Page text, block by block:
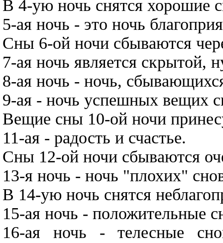
В 4-ую ночь снятся хорошие
5-ая ночь - это ночь
Сны 6-ой ночи сбываются
7-ая ночь является скрытой,
8-ая ночь - ночь,
9-ая - ночь успешных вещих
Вещие сны 10-ой ночи
11-ая - радость и счастье.
Сны 12-ой ночи сбываются
13-я ночь - ночь "плохих"
В 14-ую ночь снятся
15-ая ночь - положительные
16-ая ночь - телесные